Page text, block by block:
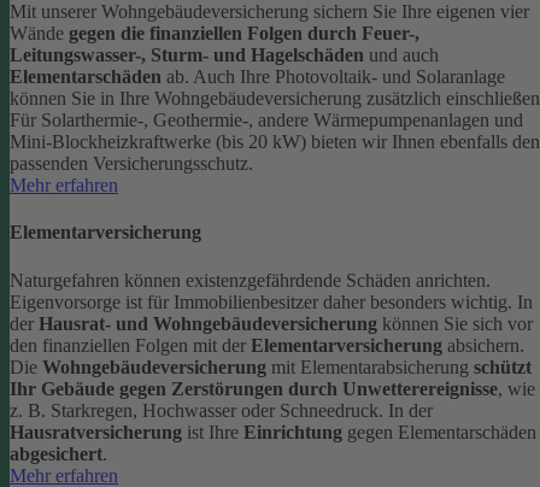
Mit unserer Wohngebäudeversicherung sichern Sie Ihre eigenen vier
Wände gegen die finanziellen Folgen durch Feuer-,
Leitungswasser-, Sturm- und Hagelschäden und auch
Elementarschäden ab. Auch Ihre Photovoltaik- und Solaranlage
können Sie in Ihre Wohngebäudeversicherung zusätzlich
Für Solarthermie-, Geothermie-, andere Wärmepumpenanlagen und
Mini-Blockheizkraftwerke (bis 20 kW) bieten wir Ihnen ebenfalls den
passenden Versicherungsschutz.
Mehr erfahren
Elementarversicherung
Naturgefahren können existenzgefährdende Schäden anrichten.
Eigenvorsorge ist für Immobilienbesitzer daher besonders wichtig. In
der Hausrat- und Wohngebäudeversicherung können Sie sich vor
den finanziellen Folgen mit der Elementarversicherung absichern.
Die Wohngebäudeversicherung mit Elementarabsicherung schützt
Ihr Gebäude gegen Zerstörungen durch Unwetterereignisse, wie
z. B. Starkregen, Hochwasser oder Schneedruck. In der
Hausratversicherung ist Ihre Einrichtung gegen Elementarschäden
abgesichert.
Mehr erfahren